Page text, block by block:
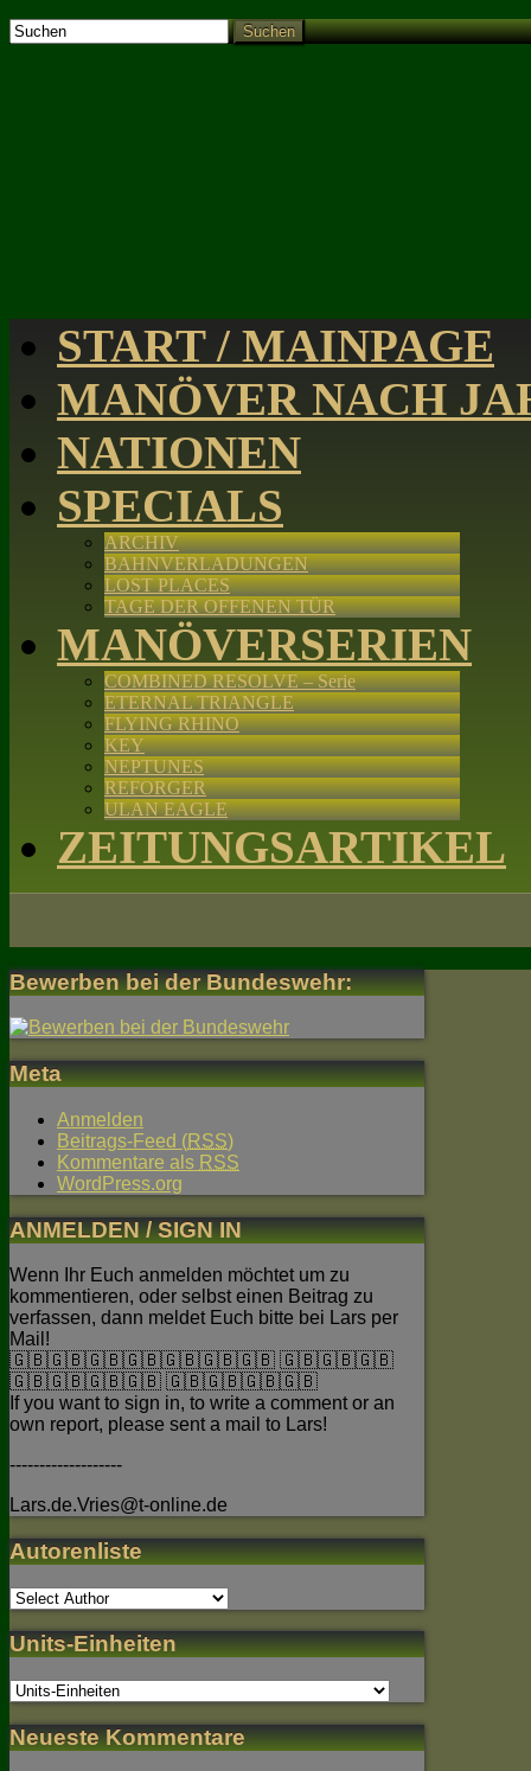
Suchen
START / MAINPAGE
MANÖVER NACH
NATIONEN
SPECIALS
ARCHIV
BAHNVERLADUNGEN
LOST PLACES
TAGE DER OFFENEN TÜR
MANÖVERSERIEN
COMBINED RESOLVE – Serie
ETERNAL TRIANGLE
FLYING RHINO
KEY
NEPTUNES
REFORGER
ULAN EAGLE
ZEITUNGSARTIKEL
Bewerben bei der Bundeswehr:
Meta
Anmelden
Beitrags-Feed (RSS)
Kommentare als RSS
WordPress.org
ANMELDEN / SIGN IN
Wenn Ihr Euch anmelden möchtet um zu
kommentieren, oder selbst einen Beitrag zu
verfassen, dann meldet Euch bitte bei Lars per
Mail!
🇬🇧🇬🇧🇬🇧🇬🇧🇬🇧🇬🇧🇬🇧 🇬🇧🇬🇧🇬🇧
🇬🇧🇬🇧🇬🇧🇬🇧 🇬🇧🇬🇧🇬🇧🇬🇧
If you want to sign in, to write a comment or an
own report, please sent a mail to Lars!
-------------------
Lars.de.Vries@t-online.de
Autorenliste
Units-Einheiten
Neueste Kommentare